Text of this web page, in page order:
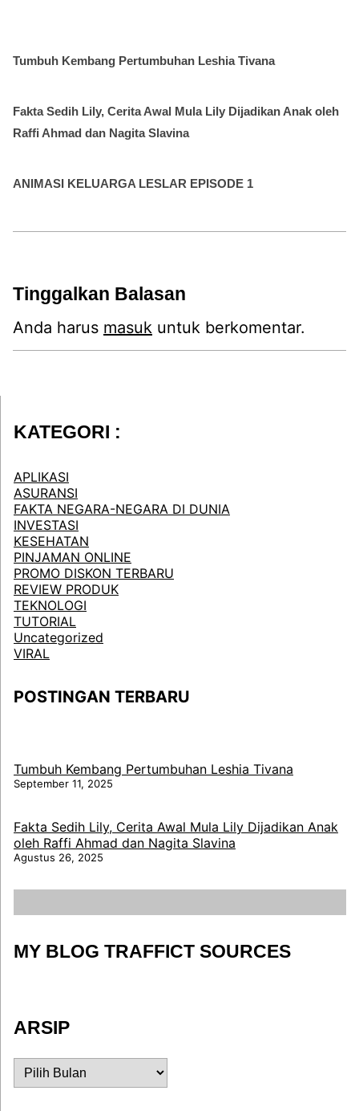
Tumbuh Kembang Pertumbuhan Leshia Tivana
Fakta Sedih Lily, Cerita Awal Mula Lily Dijadikan Anak oleh
Raffi Ahmad dan Nagita Slavina
ANIMASI KELUARGA LESLAR EPISODE 1
Tinggalkan Balasan
Anda harus masuk untuk berkomentar.
KATEGORI :
APLIKASI
ASURANSI
FAKTA NEGARA-NEGARA DI DUNIA
INVESTASI
KESEHATAN
PINJAMAN ONLINE
PROMO DISKON TERBARU
REVIEW PRODUK
TEKNOLOGI
TUTORIAL
Uncategorized
VIRAL
POSTINGAN TERBARU
Tumbuh Kembang Pertumbuhan Leshia Tivana
September 11, 2025
Fakta Sedih Lily, Cerita Awal Mula Lily Dijadikan Anak
oleh Raffi Ahmad dan Nagita Slavina
Agustus 26, 2025
MY BLOG TRAFFICT SOURCES
ARSIP
ARSIP